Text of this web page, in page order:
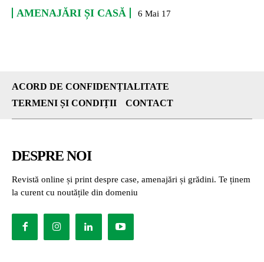
AMENAJĂRI ȘI CASĂ 6 Mai 17
ACORD DE CONFIDENȚIALITATE
TERMENI ȘI CONDIȚII
CONTACT
DESPRE NOI
Revistă online și print despre case, amenajări și grădini. Te ținem
la curent cu noutățile din domeniu